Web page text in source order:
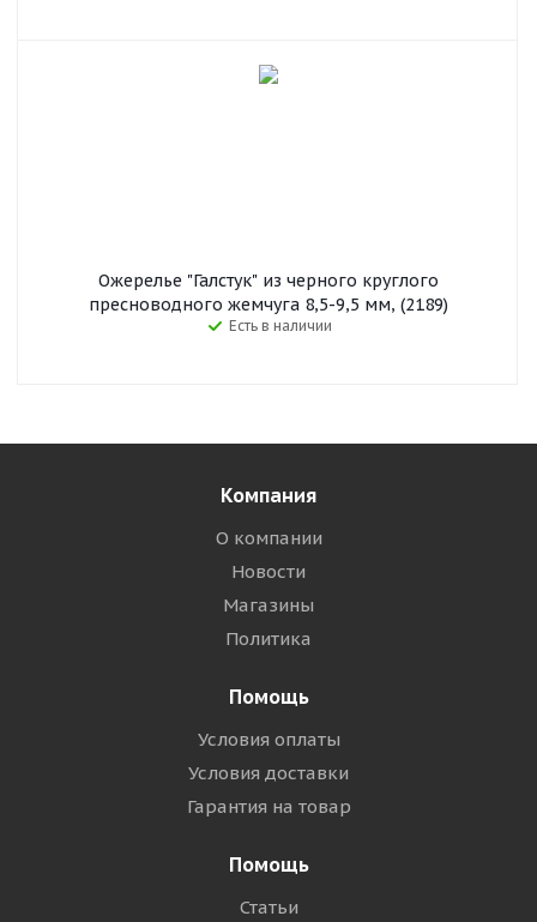
Ожерелье "Галстук" из черного круглого
пресноводного жемчуга 8,5-9,5 мм, (2189)
Есть в наличии
Компания
О компании
Новости
Магазины
Политика
Помощь
Условия оплаты
Условия доставки
Гарантия на товар
Помощь
Статьи